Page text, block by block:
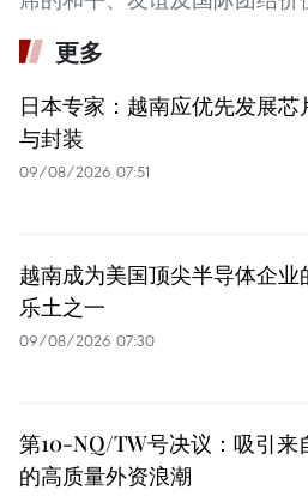
更多
日本专家：越南应优先发展芯
与封装
09/08/2026 07:51
越南成为美国顶尖半导体企业
乐土之一
09/08/2026 07:30
第10-NQ/TW号决议：吸引来
的高质量外资浪潮